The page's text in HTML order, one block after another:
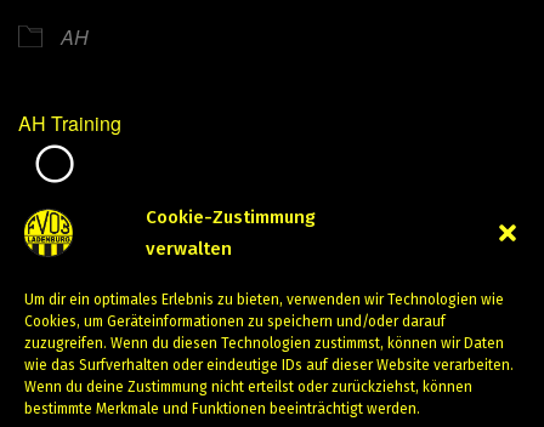
Cookie-Zustimmung
verwalten
Um dir ein optimales Erlebnis zu bieten, verwenden wir Technologien wie
Cookies, um Geräteinformationen zu speichern und/oder darauf
zuzugreifen. Wenn du diesen Technologien zustimmst, können wir Daten
wie das Surfverhalten oder eindeutige IDs auf dieser Website verarbeiten.
Wenn du deine Zustimmung nicht erteilst oder zurückziehst, können
bestimmte Merkmale und Funktionen beeinträchtigt werden.
AH
AH Training
September 13, 2023
PREVIOUS